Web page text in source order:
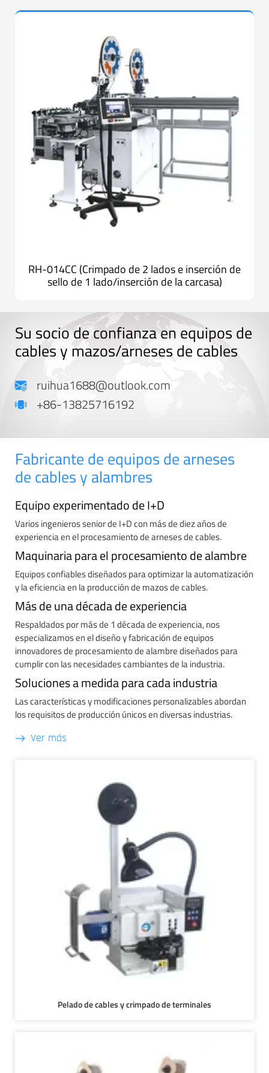
RH-014CC (Crimpado de 2 lados e inserción de
sello de 1 lado/inserción de la carcasa)
Su socio de confianza en equipos de
cables y mazos/arneses de cables
ruihua1688@outlook.com
+86-13825716192
Fabricante de equipos de arneses
de cables y alambres
Equipo experimentado de I+D
Varios ingenieros senior de I+D con más de diez años de
experiencia en el procesamiento de arneses de cables.
Maquinaria para el procesamiento de alambre
Equipos confiables diseñados para optimizar la automatización
y la eficiencia en la producción de mazos de cables.
Más de una década de experiencia
Respaldados por más de 1 década de experiencia, nos
especializamos en el diseño y fabricación de equipos
innovadores de procesamiento de alambre diseñados para
cumplir con las necesidades cambiantes de la industria.
Soluciones a medida para cada industria
Las características y modificaciones personalizables abordan
los requisitos de producción únicos en diversas industrias.
Ver más
Pelado de cables y crimpado de terminales